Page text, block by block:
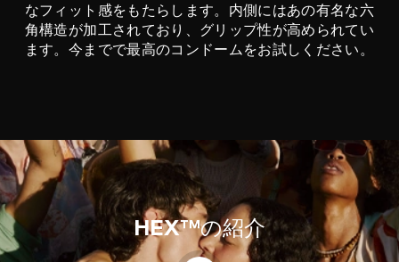
なフィット感をもたらします。内側にはあの有名な六
角構造が加工されており、グリップ性が高められてい
ます。今までで最高のコンドームをお試しください。
HEX™の紹介